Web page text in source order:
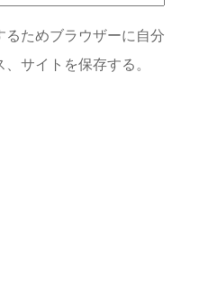
るためブラウザーに自分
サイトを保存する。